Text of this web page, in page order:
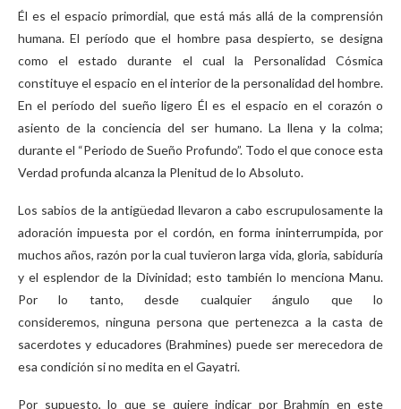
Él es el espacio primordial, que está más allá de la comprensión
humana. El período que el hombre pasa despierto, se designa
como el estado durante el cual la Personalidad Cósmica
constituye el espacio en el interior de la personalidad del hombre.
En el período del sueño ligero Él es el espacio en el corazón o
asiento de la conciencia del ser humano. La llena y la colma;
durante el “Periodo de Sueño Profundo”. Todo el que conoce esta
Verdad profunda alcanza la Plenitud de lo Absoluto.
Los sabios de la antigüedad llevaron a cabo escrupulosamente la
adoración impuesta por el cordón, en forma ininterrumpida, por
muchos años, razón por la cual tuvieron larga vida, gloria, sabiduría
y el esplendor de la Divinidad; esto también lo menciona Manu.
Por lo tanto, desde cualquier ángulo que lo
consideremos, ninguna persona que pertenezca a la casta de
sacerdotes y educadores (Brahmines) puede ser merecedora de
esa condición si no medita en el Gayatri.
Por supuesto, lo que se quiere indicar por Brahmín en este